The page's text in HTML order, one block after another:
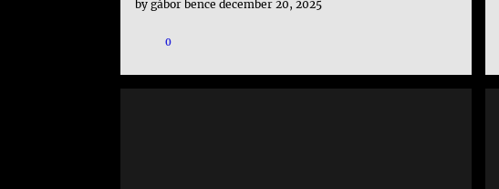
by gábor bence december 20, 2025
0